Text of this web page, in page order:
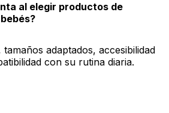
al elegir productos de
adaptados, accesibilidad
con su rutina diaria.